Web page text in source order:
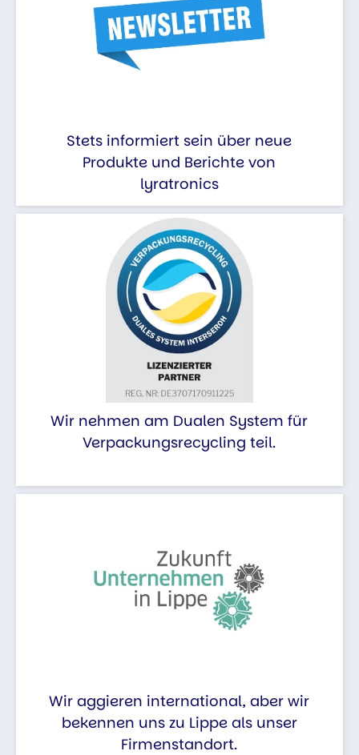
Stets informiert sein über neue
Produkte und Berichte von
lyratronics
Wir nehmen am Dualen System für
Verpackungsrecycling teil.
Wir aggieren international, aber wir
bekennen uns zu Lippe als unser
Firmenstandort.